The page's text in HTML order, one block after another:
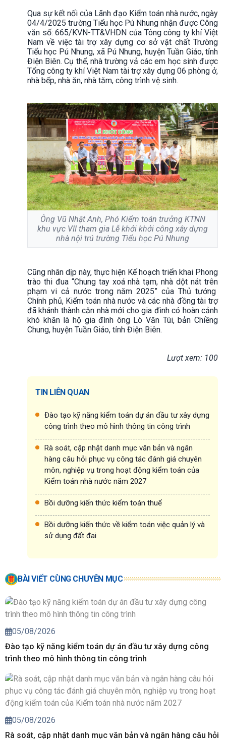
Qua sự kết nối của Lãnh đạo Kiểm toán nhà nước, ngày
04/4/2025 trường Tiểu học Pú Nhung nhận được Công
văn số: 665/KVN-TT&VHDN của Tông công ty khí Việt
Nam về việc tài trợ xây dựng cơ sở vật chất Trường
Tiểu học Pú Nhung, xã Pú Nhung, huyện Tuần Giáo, tỉnh
Điện Biên. Cụ thể, nhà trường vả các em học sinh được
Tổng công ty khí Việt Nam tài trợ xây dựng 06 phòng ở,
nhà bếp, nhà ăn, nhà tăm, công trình vệ sinh.
Ông Vũ Nhật Anh, Phó Kiểm toán trưởng KTNN
khu vực VII tham gia Lễ khởi khởi công xây dựng
nhà nội trú trường Tiểu học Pú Nhung
Cũng nhân dịp này, thực hiện Kế hoạch triển khai Phong
trào thi đua “Chung tay xoá nhà tạm, nhà dột nát trên
phạm vi cả nước trong năm 2025” của Thủ tướng
Chính phủ, Kiểm toán nhà nước và các nhà đồng tài trợ
đã khánh thành căn nhà mới cho gia đình có hoàn cảnh
khó khăn là hộ gia đình ông Lò Văn Túi, bản Chiềng
Chung, huyện Tuần Giáo, tỉnh Điện Biên.
Lượt xem: 100
TIN LIÊN QUAN
Đào tạo kỹ năng kiểm toán dự án đầu tư xây dựng
công trình theo mô hình thông tin công trình
Rà soát, cập nhật danh mục văn bản và ngân
hàng câu hỏi phục vụ công tác đánh giá chuyên
môn, nghiệp vụ trong hoạt động kiểm toán của
Kiểm toán nhà nước năm 2027
Bồi dưỡng kiến thức kiểm toán thuế
Bồi dưỡng kiến thức về kiểm toán việc quản lý và
sử dụng đất đai
BÀI VIẾT CÙNG CHUYÊN MỤC
05/08/2026
Đào tạo kỹ năng kiểm toán dự án đầu tư xây dựng công
trình theo mô hình thông tin công trình
05/08/2026
Rà soát, cập nhật danh mục văn bản và ngân hàng câu hỏi